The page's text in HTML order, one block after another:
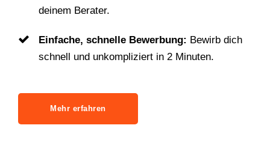
deinem Berater.
Einfache, schnelle Bewerbung: Bewirb dich
schnell und unkompliziert in 2 Minuten.
Mehr erfahren